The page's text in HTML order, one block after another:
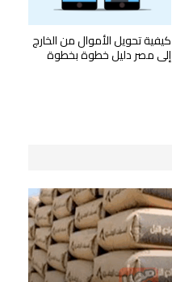
كيفية تحويل الأموال من الخارج
إلى مصر دليل خطوة بخطوة